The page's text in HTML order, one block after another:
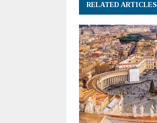
RELATED ARTICLES